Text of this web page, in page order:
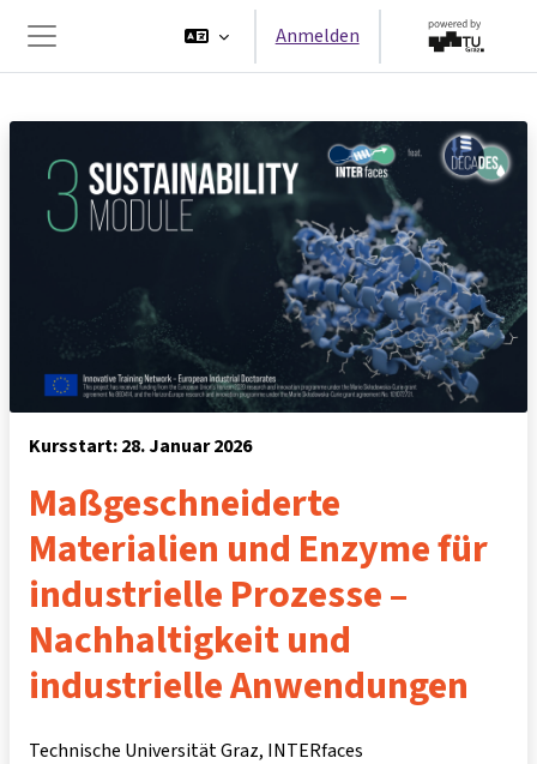
Website-Übersicht
Anmelden
Kursstart: 28. Januar 2026
Maßgeschneiderte
Materialien und Enzyme für
industrielle Prozesse –
Nachhaltigkeit und
industrielle Anwendungen
Technische Universität Graz, INTERfaces